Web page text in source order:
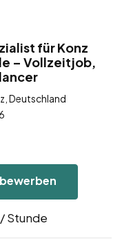
für Konz
– Vollzeitjob,
Deutschland
/ Stunde